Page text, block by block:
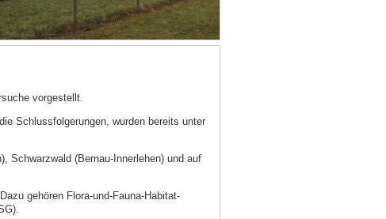
vorgestellt.
Schlussfolgerungen, wurden bereits unter
Schwarzwald (Bernau-Innerlehen) und auf
gehören Flora-und-Fauna-Habitat-